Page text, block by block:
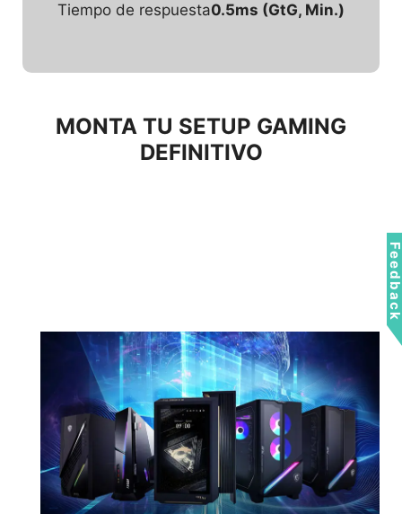
Tiempo de respuesta0.5ms (GtG, Min.)
MONTA TU SETUP GAMING
DEFINITIVO